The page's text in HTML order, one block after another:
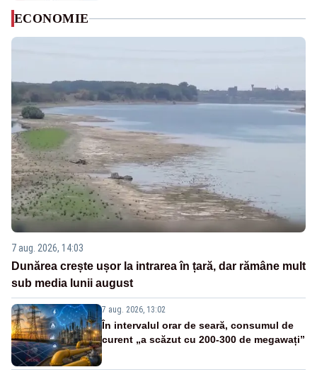
ECONOMIE
7 aug. 2026, 14:03
Dunărea crește ușor la intrarea în țară, dar rămâne mult
sub media lunii august
7 aug. 2026, 13:02
În intervalul orar de seară, consumul de
curent „a scăzut cu 200-300 de megawați”